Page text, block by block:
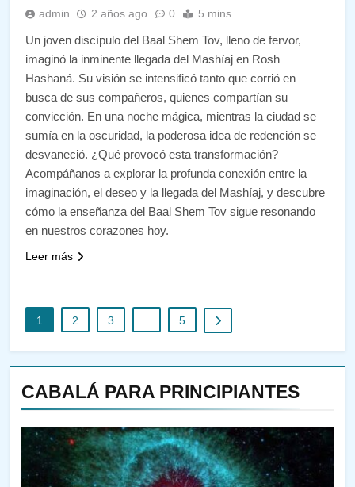
CABALÁ PARA PRINCIPIANTES
admin 2 años ago 0 5 mins
Un joven discípulo del Baal Shem Tov, lleno de fervor,
imaginó la inminente llegada del Mashíaj en Rosh
Hashaná. Su visión se intensificó tanto que corrió en
busca de sus compañeros, quienes compartían su
convicción. En una noche mágica, mientras la ciudad se
sumía en la oscuridad, la poderosa idea de redención se
desvaneció. ¿Qué provocó esta transformación?
Acompáñanos a explorar la profunda conexión entre la
imaginación, el deseo y la llegada del Mashíaj, y descubre
cómo la enseñanza del Baal Shem Tov sigue resonando
en nuestros corazones hoy.
Leer más
1 2 3 5